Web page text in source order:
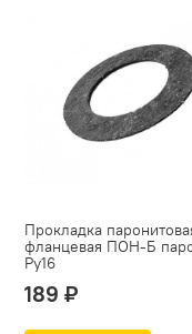
Прокладка
фланцевая ПОН-Б
Py16
189 ₽